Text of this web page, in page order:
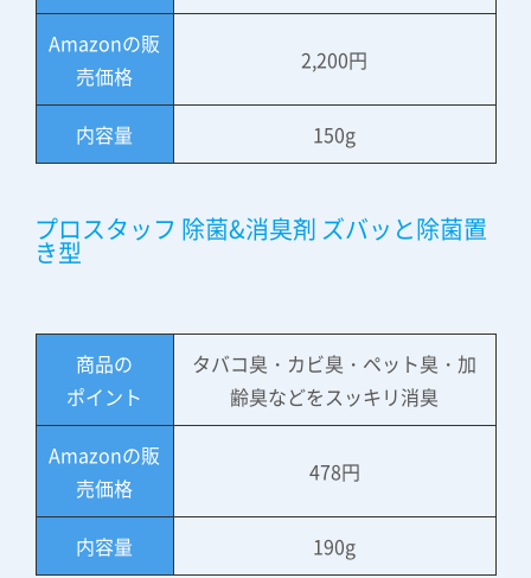
Amazonの販
売価格
2,200円
内容量 150g
プロスタッフ 除菌&消臭剤 ズバッと除菌置
き型
商品の
ポイント
タバコ臭・カビ臭・ペット臭・加
齢臭などをスッキリ消臭
Amazonの販
売価格
478円
内容量 190g